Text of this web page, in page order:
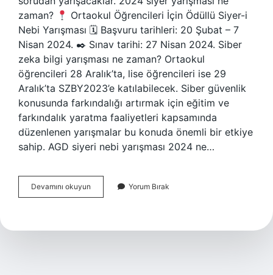
zaman?
Ortaokul Öğrencileri İçin Ödüllü Siyer-i
Nebi Yarışması 🗓 Başvuru tarihleri: 20 Şubat – 7
Nisan 2024. ✒ Sınav tarihi: 27 Nisan 2024. Siber
zeka bilgi yarışması ne zaman? Ortaokul
öğrencileri 28 Aralık’ta, lise öğrencileri ise 29
Aralık’ta SZBY2023’e katılabilecek. Siber güvenlik
konusunda farkındalığı artırmak için eğitim ve
farkındalık yaratma faaliyetleri kapsamında
düzenlenen yarışmalar bu konuda önemli bir etkiye
sahip. AGD siyeri nebi yarışması 2024 ne…
Devamını okuyun
Yarışması
2024
Yorum Bırak